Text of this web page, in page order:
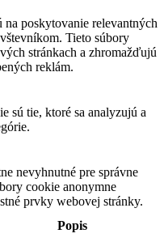
poskytovanie relevantných
Tieto súbory
stránkach a zhromažďujú
reklám.
sú tie, ktoré sa analyzujú a
nevyhnutné pre správne
cookie anonymne
prvky webovej stránky.
Popis